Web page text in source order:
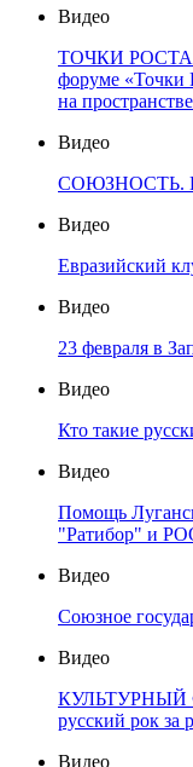
Видео
ТОЧКИ РОСТА
форуме «Точки
на
Видео
СОЮЗНОСТЬ. К
Видео
Евразийский
Видео
23 февраля в
Видео
Кто такие
Видео
Помощь
"Ратибор" и
Видео
Союзное
Видео
КУЛЬТУРНЫЙ
русский рок за
Видео